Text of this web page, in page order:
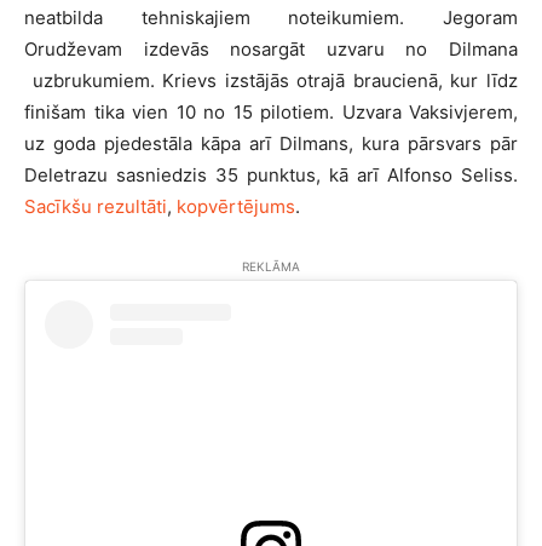
neatbilda tehniskajiem noteikumiem. Jegoram
Orudževam izdevās nosargāt uzvaru no Dilmana
uzbrukumiem. Krievs izstājās otrajā braucienā, kur līdz
finišam tika vien 10 no 15 pilotiem. Uzvara Vaksivjerem,
uz goda pjedestāla kāpa arī Dilmans, kura pārsvars pār
Deletrazu sasniedzis 35 punktus, kā arī Alfonso Seliss.
Sacīkšu rezultāti, kopvērtējums.
REKLĀMA